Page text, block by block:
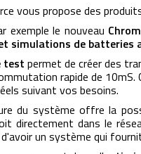
vous propose des
exemple le nouveau
simulations de batteries
test permet de créer des
rapide de
suivant vos besoins.
du système offre la
directement dans le
un système qui